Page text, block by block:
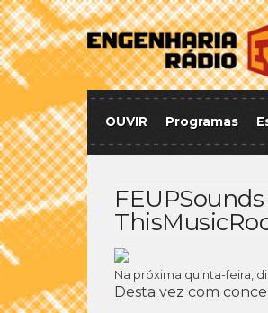
OUVIR Programas
Na próxima quinta-feira,
Desta vez com